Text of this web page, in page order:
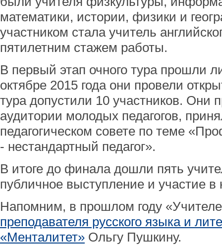
математики, истории, физики и
участником стала учитель
пятилетним стажем работы.
В первый этап очного тура прошли
октябре 2015 года они провели
тура допустили 10 участников. Они
аудитории молодых педагогов,
педагогическом совете по теме
- нестандартный педагог».
В итоге до финала дошли пять
публичное выступление и участие в
Напомним, в прошлом году
преподавателя русского языка и
«Менталитет» Ольгу Пушкину.